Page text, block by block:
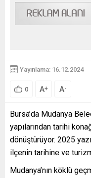
Yayınlama: 16.12.2024
0 A+ A-
Bursa’da Mudanya
yapılarından tarihi
dönüştürüyor. 2025
ilçenin tarihine ve
Mudanya’nın köklü